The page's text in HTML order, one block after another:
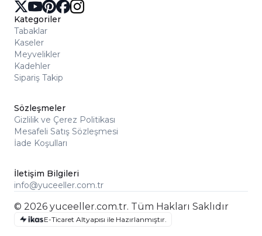
Kategoriler
Tabaklar
Kaseler
Meyvelikler
Kadehler
Sipariş Takip
Sözleşmeler
Gizlilik ve Çerez Politikası
Mesafeli Satış Sözleşmesi
İade Koşulları
İletişim Bilgileri
info@yuceeller.com.tr
© 2026 yuceeller.com.tr. Tüm Hakları Saklıdır
E-Ticaret Altyapısı ile Hazırlanmıştır.